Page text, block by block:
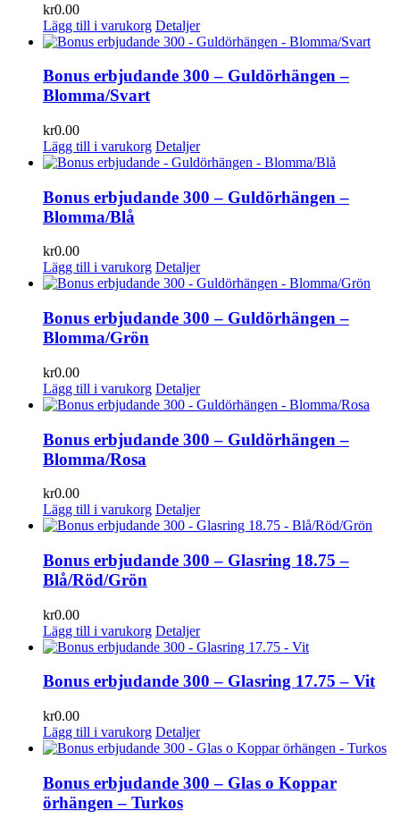
kr0.00
Lägg till i varukorg Detaljer
Bonus erbjudande 300 – Guldörhängen –
Blomma/Svart
kr0.00
Lägg till i varukorg Detaljer
Bonus erbjudande 300 – Guldörhängen –
Blomma/Blå
kr0.00
Lägg till i varukorg Detaljer
Bonus erbjudande 300 – Guldörhängen –
Blomma/Grön
kr0.00
Lägg till i varukorg Detaljer
Bonus erbjudande 300 – Guldörhängen –
Blomma/Rosa
kr0.00
Lägg till i varukorg Detaljer
Bonus erbjudande 300 – Glasring 18.75 –
Blå/Röd/Grön
kr0.00
Lägg till i varukorg Detaljer
Bonus erbjudande 300 – Glasring 17.75 – Vit
kr0.00
Lägg till i varukorg Detaljer
Bonus erbjudande 300 – Glas o Koppar
örhängen – Turkos